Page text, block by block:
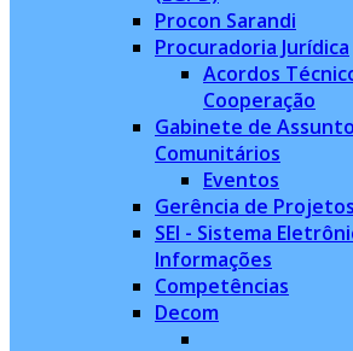
Procon Sarandi
Procuradoria Jurídica
Acordos
Cooperação
Gabinete de
Comunitários
Eventos
Gerência de Projetos
SEI - Sistema
Informações
Competências
Decom